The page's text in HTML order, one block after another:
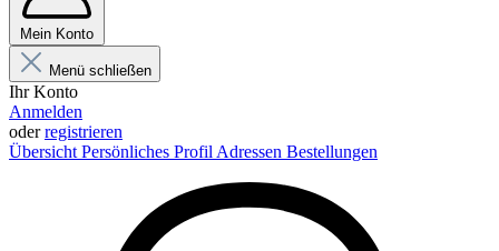
Mein Konto
Menü schließen
Ihr Konto
Anmelden
oderregistrieren
Übersicht Persönliches Profil Adressen Bestellungen